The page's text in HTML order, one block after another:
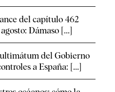
del capítulo 462
Dámaso [...]
del Gobierno
a España: [...]